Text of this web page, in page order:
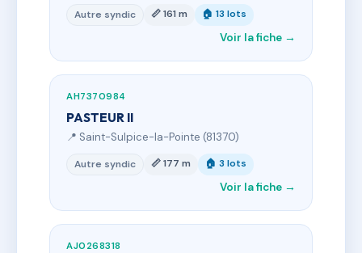
Autre syndic 📏 161 m 🏠 13 lots
Voir la fiche →
AH7370984
PASTEUR II
📍 Saint-Sulpice-la-Pointe (81370)
Autre syndic 📏 177 m 🏠 3 lots
Voir la fiche →
AJ0268318